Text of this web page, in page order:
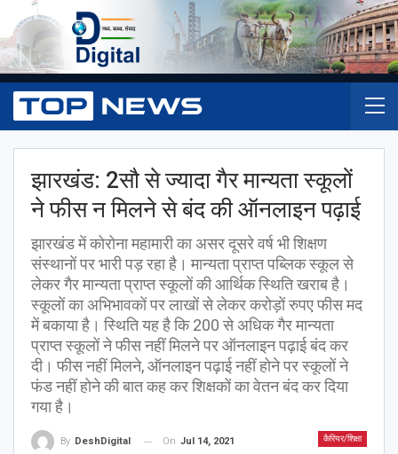
झारखंड: 2सौ से ज्यादा गैर मान्यता स्कूलों
ने फीस न मिलने से बंद की ऑनलाइन पढ़ाई
झारखंड में कोरोना महामारी का असर दूसरे वर्ष भी शिक्षण
संस्थानों पर भारी पड़ रहा है। मान्यता प्राप्त पब्लिक स्कूल से
लेकर गैर मान्यता प्राप्त स्कूलों की आर्थिक स्थिति खराब है।
स्कूलों का अभिभावकों पर लाखों से लेकर करोड़ों रुपए फीस मद
में बकाया है। स्थिति यह है कि 200 से अधिक गैर मान्यता
प्राप्त स्कूलों ने फीस नहीं मिलने पर ऑनलाइन पढ़ाई बंद कर
दी। फीस नहीं मिलने, ऑनलाइन पढ़ाई नहीं होने पर स्कूलों ने
फंड नहीं होने की बात कह कर शिक्षकों का वेतन बंद कर दिया
गया है।
कैरियर/शिक्षा
By DeshDigital On Jul 14, 2021